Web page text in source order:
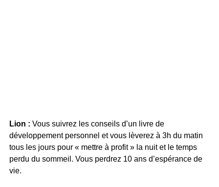
Lion : Vous suivrez les conseils d’un livre de
développement personnel et vous lèverez à 3h du matin
tous les jours pour « mettre à profit » la nuit et le temps
perdu du sommeil. Vous perdrez 10 ans d’espérance de
vie.